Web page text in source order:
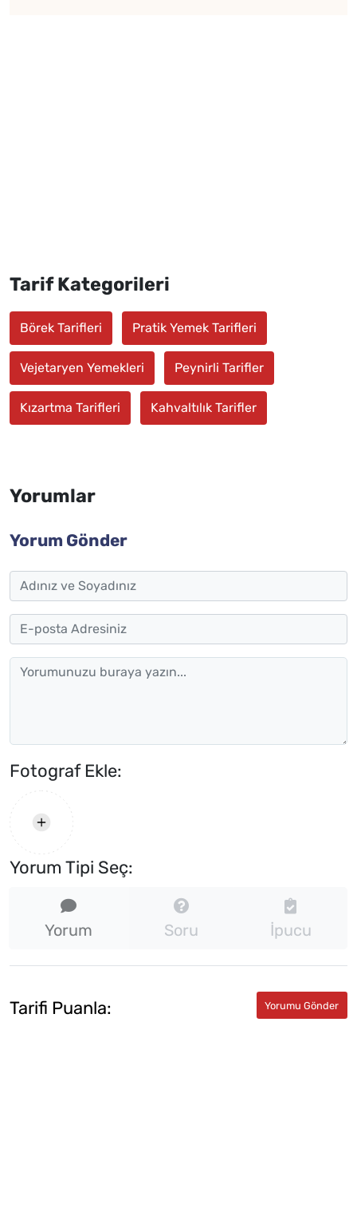
Tarif Kategorileri
Börek Tarifleri Pratik Yemek Tarifleri
Vejetaryen Yemekleri Peynirli Tarifler
Kızartma Tarifleri Kahvaltılık Tarifler
Yorumlar
Yorum Gönder
Fotograf Ekle:
Yorum Tipi Seç:
Yorum Soru İpucu
Tarifi Puanla: